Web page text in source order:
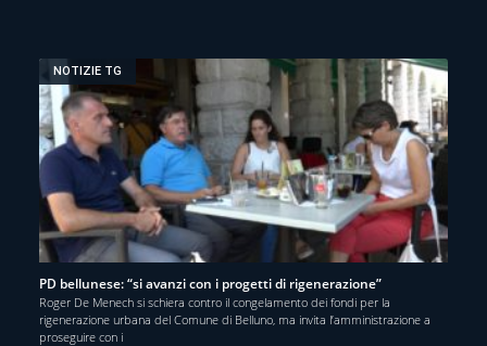
NOTIZIE TG
PD bellunese: “si avanzi con i progetti di rigenerazione”
Roger De Menech si schiera contro il congelamento dei fondi per la
rigenerazione urbana del Comune di Belluno, ma invita l’amministrazione a
proseguire con i